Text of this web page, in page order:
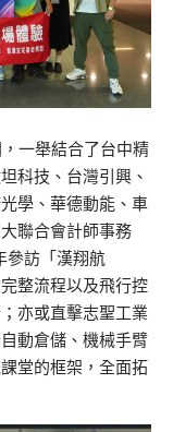
一舉結合了台中精
科技、台灣引興、
學、華德動能、車
聯合會計師事務
參訪「漢翔航
整流程以及飛行控
亦或直擊志聖工業
動倉儲、機械手臂
堂的框架，全面拓